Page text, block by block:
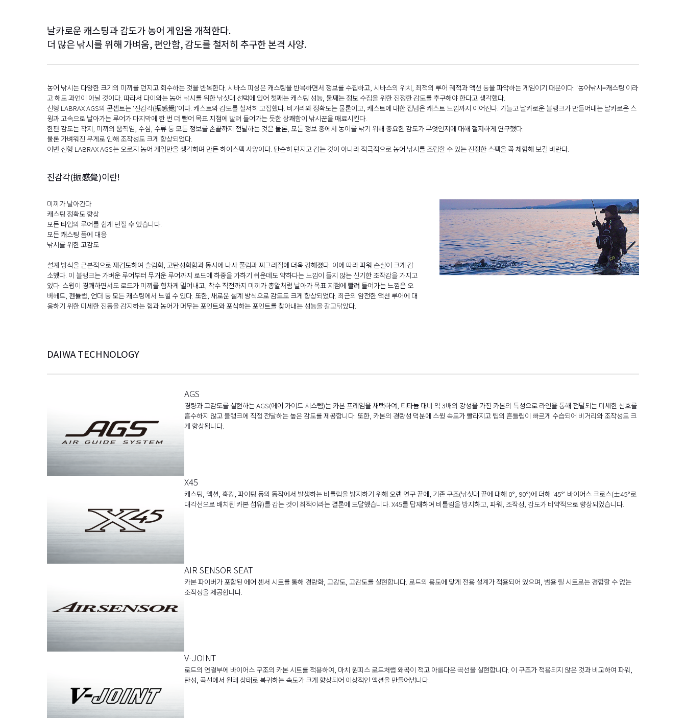
날카로운 캐스팅과 감도가 농어 게임을 개척한다.
더 많은 낚시를 위해 가벼움, 편안함, 감도를 철저히 추구한 본격 사양.
농어 낚시는 다양한 크기의 미끼를 던지고 회수하는 것을 반복한다. 시바스 피싱은 캐스팅을 반복하면서 정보를 수집하고, 시바스의 위치, 최적의 루어 궤적과 액션 등을 파악하는 게임이기 때문이다. '농어낚시=캐스팅'이라
고 해도 과언이 아닐 것이다. 따라서 다이와는 농어 낚시를 위한 낚싯대 선택에 있어 첫째는 캐스팅 성능, 둘째는 정보 수집을 위한 진정한 감도를 추구해야 한다고 생각했다.
신형 LABRAX AGS의 콘셉트는 '진감각(振感覺)'이다. 캐스트와 감도를 철저히 고집했다. 비거리와 정확도는 물론이고, 캐스트에 대한 집념은 캐스트 느낌까지 이어진다. 가늘고 날카로운 블랭크가 만들어내는 날카로운 스
윙과 고속으로 날아가는 루어가 마지막에 한 번 더 뻗어 목표 지점에 빨려 들어가는 듯한 상쾌함이 낚시꾼을 매료시킨다.
한편 감도는 착지, 미끼의 움직임, 수심, 수류 등 모든 정보를 손끝까지 전달하는 것은 물론, 모든 정보 중에서 농어를 낚기 위해 중요한 감도가 무엇인지에 대해 철저하게 연구했다.
물론 가벼워진 무게로 인해 조작성도 크게 향상되었다.
이번 신형 LABRAX AGS는 오로지 농어 게임만을 생각하며 만든 하이스펙 사양이다. 단순히 던지고 감는 것이 아니라 적극적으로 농어 낚시를 조립할 수 있는 진정한 스펙을 꼭 체험해 보길 바란다.
진감각(振感覺)이란!
미끼가 날아간다
캐스팅 정확도 향상
모든 타입의 루어를 쉽게 던질 수 있습니다.
모든 캐스팅 폼에 대응
낚시를 위한 고감도
설계 방식을 근본적으로 재검토하여 슬림화, 고탄성화함과 동시에 나사 풀림과 찌그러짐에 더욱 강해졌다. 이에 따라 파워 손실이 크게 감
소했다. 이 블랭크는 가벼운 루어부터 무거운 루어까지 로드에 하중을 가하기 쉬운데도 약하다는 느낌이 들지 않는 신기한 조작감을 가지고
있다. 스윙이 경쾌하면서도 로드가 미끼를 힘차게 밀어내고, 착수 직전까지 미끼가 총알처럼 날아가 목표 지점에 빨려 들어가는 느낌은 오
버헤드, 펜듈럼, 언더 등 모든 캐스팅에서 느낄 수 있다. 또한, 새로운 설계 방식으로 감도도 크게 향상되었다. 최근의 얌전한 액션 루어에 대
응하기 위한 미세한 진동을 감지하는 힘과 농어가 머무는 포인트와 포식하는 포인트를 찾아내는 성능을 갈고닦았다.
DAIWA TECHNOLOGY
AGS
경량과 고감도를 실현하는 AGS(에어 가이드 시스템)는 카본 프레임을 채택하여, 티타늄 대비 약 3배의 강성을 가진 카본의 특성으로 라인을 통해 전달되는 미세한 신호를
흡수하지 않고 블랭크에 직접 전달하는 높은 감도를 제공합니다. 또한, 카본의 경량성 덕분에 스윙 속도가 빨라지고 팁의 흔들림이 빠르게 수습되어 비거리와 조작성도 크
게 향상됩니다.
X45
캐스팅, 액션, 훅킹, 파이팅 등의 동작에서 발생하는 비틀림을 방지하기 위해 오랜 연구 끝에, 기존 구조(낚싯대 끝에 대해 0°, 90°)에 더해 '45°' 바이어스 크로스(±45°로
대각선으로 배치된 카본 섬유)를 감는 것이 최적이라는 결론에 도달했습니다. X45를 탑재하여 비틀림을 방지하고, 파워, 조작성, 감도가 비약적으로 향상되었습니다.
AIR SENSOR SEAT
카본 파이버가 포함된 에어 센서 시트를 통해 경량화, 고강도, 고감도를 실현합니다. 로드의 용도에 맞게 전용 설계가 적용되어 있으며, 범용 릴 시트로는 경험할 수 없는
조작성을 제공합니다.
V-JOINT
로드의 연결부에 바이어스 구조의 카본 시트를 적용하여, 마치 원피스 로드처럼 왜곡이 적고 아름다운 곡선을 실현합니다. 이 구조가 적용되지 않은 것과 비교하여 파워,
탄성, 곡선에서 원래 상태로 복귀하는 속도가 크게 향상되어 이상적인 액션을 만들어냅니다.